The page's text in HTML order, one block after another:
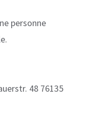
personne
48 76135